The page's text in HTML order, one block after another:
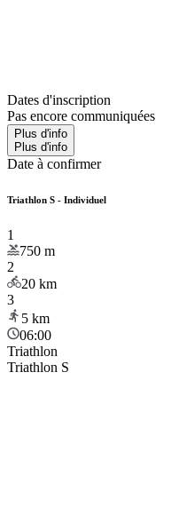
Dates d'inscription
Pas encore communiquées
Plus d'info
Plus d'info
Date à confirmer
Triathlon S - Individuel
1
750 m
2
20 km
3
5 km
06:00
Triathlon
Triathlon S